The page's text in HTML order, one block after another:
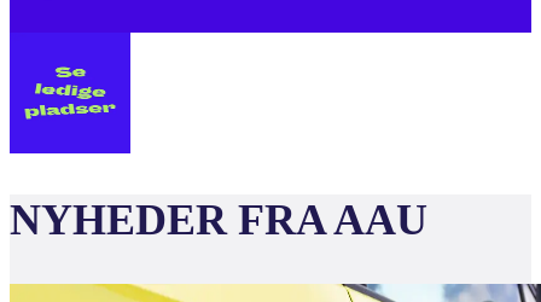
NYHEDER FRA AAU